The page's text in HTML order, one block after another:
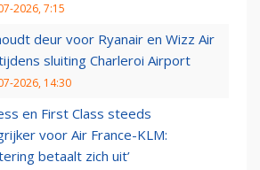
2026, 7:15
deur voor Ryanair en Wizz Air
sluiting Charleroi Airport
2026, 14:30
en First Class steeds
voor Air France-KLM:
betaalt zich uit’